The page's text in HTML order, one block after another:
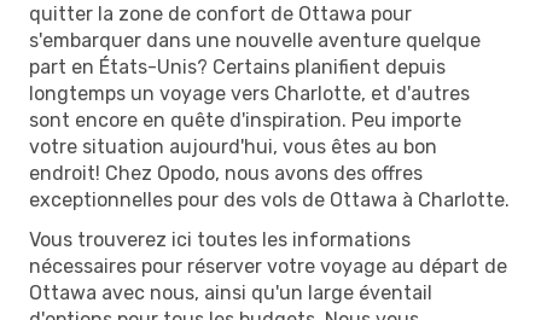
quitter la zone de confort de Ottawa pour
s'embarquer dans une nouvelle aventure quelque
part en États-Unis? Certains planifient depuis
longtemps un voyage vers Charlotte, et d'autres
sont encore en quête d'inspiration. Peu importe
votre situation aujourd'hui, vous êtes au bon
endroit! Chez Opodo, nous avons des offres
exceptionnelles pour des vols de Ottawa à Charlotte.
Vous trouverez ici toutes les informations
nécessaires pour réserver votre voyage au départ de
Ottawa avec nous, ainsi qu'un large éventail